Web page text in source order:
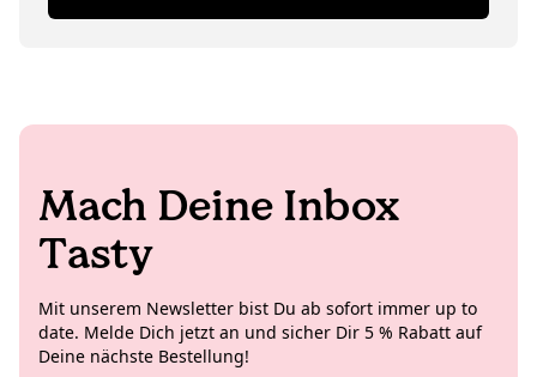
Zauberhänden.
Sinn für Ästhetik kommt nicht nur beim Anrichten von
Mach Deine Inbox
Tasty
Mit unserem Newsletter bist Du ab sofort immer up to
date. Melde Dich jetzt an und sicher Dir 5 % Rabatt auf
Deine nächste Bestellung!